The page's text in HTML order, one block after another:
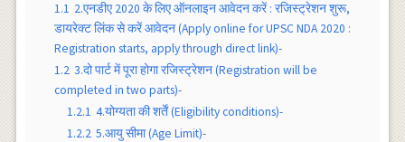
1.1 2.एनडीए 2020 के लिए ऑनलाइन आवेदन करें : रजिस्ट्रेशन शुरू,
डायरेक्ट लिंक से करें आवेदन (Apply online for UPSC NDA 2020 :
Registration starts, apply through direct link)-
1.2 3.दो पार्ट में पूरा होगा रजिस्ट्रेशन (Registration will be
completed in two parts)-
1.2.1 4.योग्यता की शर्तें (Eligibility conditions)-
1.2.2 5.आयु सीमा (Age Limit)-